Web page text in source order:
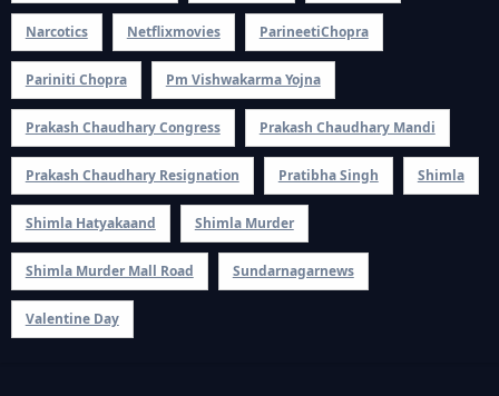
Narcotics Netflixmovies ParineetiChopra
Pariniti Chopra Pm Vishwakarma Yojna
Prakash Chaudhary Congress Prakash Chaudhary Mandi
Prakash Chaudhary Resignation Pratibha Singh Shimla
Shimla Hatyakaand Shimla Murder
Shimla Murder Mall Road Sundarnagarnews
Valentine Day